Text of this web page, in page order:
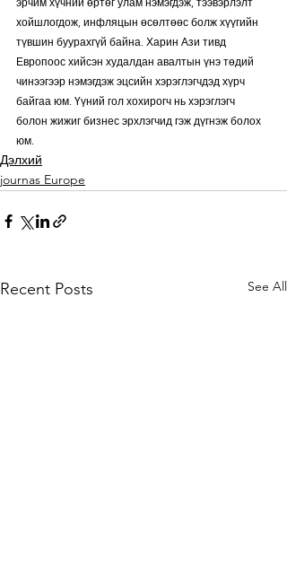
хойшлогдож, инфляцын өсөлтөөс болж хүүгийн
түвшин буурахгүй байна. Харин Ази тивд
Европоос хийсэн худалдан авалтын үнэ төдий
чинээгээр нэмэгдэж эцсийн хэрэглэгчдэд хүрч
байгаа юм. Үүний гол хохирогч нь хэрэглэгч
болон жижиг бизнес эрхлэгчид гэж дүгнэж болох
юм.
Дэлхий
journas Europe
Recent Posts See All